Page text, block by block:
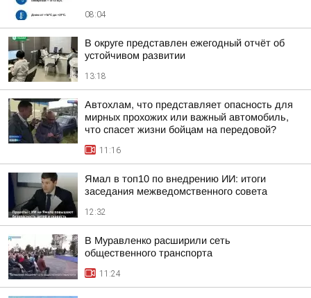
08:04
В округе представлен ежегодный отчёт об
устойчивом развитии
13:18
Автохлам, что представляет опасность для
мирных прохожих или важный автомобиль,
что спасет жизни бойцам на передовой?
11:16
Ямал в топ10 по внедрению ИИ: итоги
заседания межведомственного совета
12:32
В Муравленко расширили сеть
общественного транспорта
11:24